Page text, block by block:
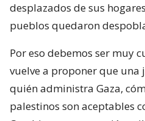
desplazados de sus
pueblos quedaron
Por eso debemos ser muy
vuelve a proponer que
quién administra Gaza,
palestinos son aceptables